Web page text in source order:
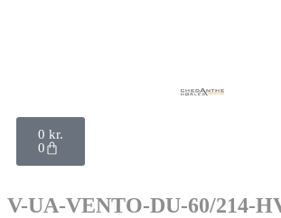
0 kr.
0
V-UA-VENTO-DU-60/214-